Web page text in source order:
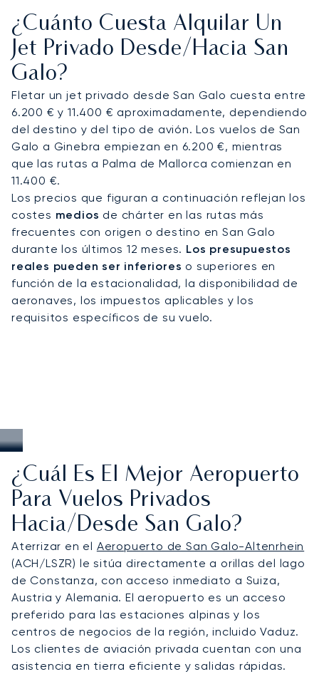
de lujo en Appenzell o a lo largo de la orilla del
lago de Constanza. A bordo de su jet privado,
disfrutará de asientos espaciosos, gastronomía
gourmet y total privacidad. Algunos viajeros
utilizan esta ruta para viajes de negocios de alto
nivel, combinados con estancias de ocio en los
Alpes suizos o en el vecino Liechtenstein.
Con dos décadas de experiencia, fuimos el primer
bróker de aviación privada europeo en obtener la
certificación Argus®, lo que refleja nuestro
compromiso con la seguridad, la integridad y la
flexibilidad. Para San Galo, aseguramos slots de
llegada durante los periodos de mayor demanda,
desde ferias comerciales internacionales hasta
viajes de ocio en invierno, garantizando un acceso
impecable a Liechtenstein, Appenzell y los resorts
del este de Suiza.
¿Cuánto Cuesta Alquilar Un
Jet Privado Desde/hacia San
Galo?
Fletar un jet privado desde San Galo cuesta entre
6.200 € y 11.400 € aproximadamente, dependiendo
del destino y del tipo de avión. Los vuelos de San
Galo a Ginebra empiezan en 6.200 €, mientras
que las rutas a Palma de Mallorca comienzan en
11.400 €.
Los precios que figuran a continuación reflejan los
costes medios de chárter en las rutas más
frecuentes con origen o destino en San Galo
durante los últimos 12 meses. Los presupuestos
reales pueden ser inferiores o superiores en
función de la estacionalidad, la disponibilidad de
aeronaves, los impuestos aplicables y los
requisitos específicos de su vuelo.
¿Cuál Es El Mejor Aeropuerto
Para Vuelos Privados
Hacia/desde San Galo?
Aterrizar en el Aeropuerto de San Galo-Altenrhein
(ACH/LSZR) le sitúa directamente a orillas del lago
de Constanza, con acceso inmediato a Suiza,
Austria y Alemania. El aeropuerto es un acceso
preferido para las estaciones alpinas y los
centros de negocios de la región, incluido Vaduz.
Los clientes de aviación privada cuentan con una
asistencia en tierra eficiente y salidas rápidas.